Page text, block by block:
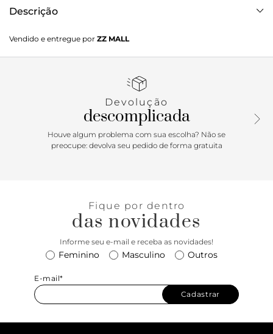
Descrição
Inspirado na tendência dos chunky sneakers, este modelo
traz uma dose extra de atitude para seus looks. Sua sola
por onde você for. Perfeito para quem busca um calçado
no dia a dia. O 240 Legacy é a peça-chave para elevar seu
street style e deixar sua marca. Prepare-se para caminhar
com confiança e muito estilo!
Vendido e entregue por ZZ MALL
Devolução
descomplicada
Houve algum problema com sua escolha? Não se
preocupe: devolva seu pedido de forma gratuita
Fique por dentro
das novidades
Informe seu e-mail e receba as novidades!
Feminino Masculino Outros
E-mail*
Cadastrar